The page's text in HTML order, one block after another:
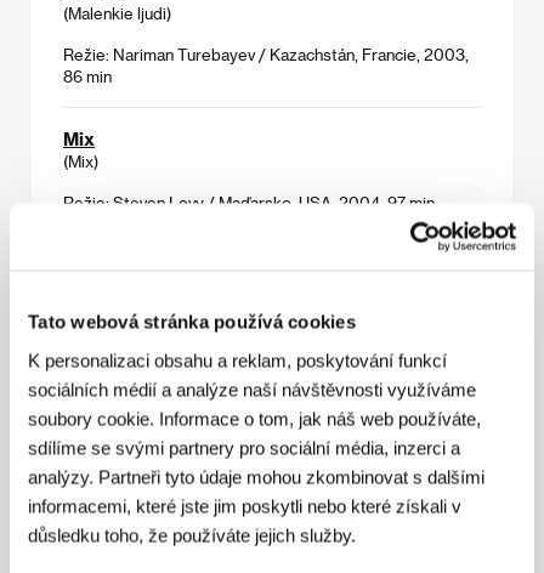
Tato webová stránka používá cookies
K personalizaci obsahu a reklam, poskytování funkcí
sociálních médií a analýze naší návštěvnosti využíváme
soubory cookie. Informace o tom, jak náš web používáte,
sdílíme se svými partnery pro sociální média, inzerci a
analýzy. Partneři tyto údaje mohou zkombinovat s dalšími
informacemi, které jste jim poskytli nebo které získali v
důsledku toho, že používáte jejich služby.
(Malenkie ljudi)
Režie: Nariman Turebayev / Kazachstán, Francie, 2003,
86 min
Mix
(Mix)
Režie: Steven Lovy / Maďarsko, USA, 2004, 97 min
Režie: Jovan Arsenić / Německo, Srbsko, 2003, 68 min
Pod jedním nebem
(Pod edno nebe)
Režie: Krassimir Krumov / Bulharsko, 2003, 89 min
Poslední vlak
(Poslednij pojezd)